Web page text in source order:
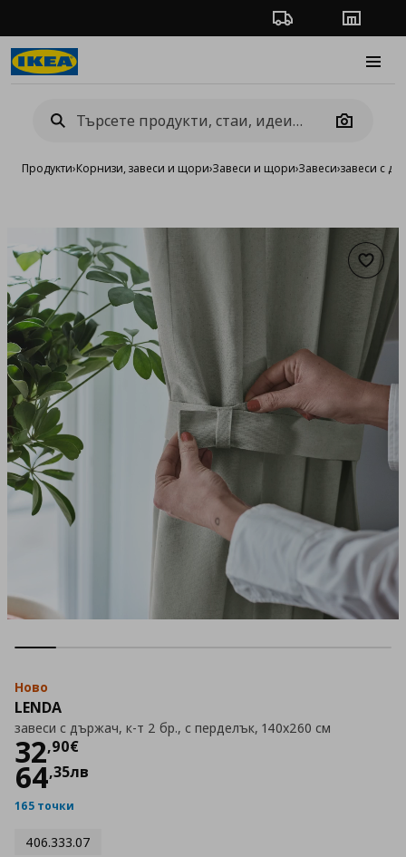
Проследяване на
Camera
Продукти›Корнизи, завеси и щори›Завеси и щори›Завеси›завеси с
Ново
LENDA
завеси с държач, к-т 2 бр., с перделък, 140x260 см
32,90€
Цена
64,35лв
165 точки
406.333.07